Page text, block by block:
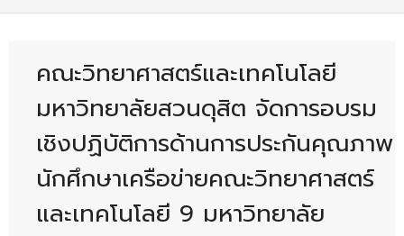
- - บุคลากรวิชาการ
หลักสูตร
- วิทยาศาสตรบัณฑิต
- - วิทยาการคอมพิวเตอร์
- - วิทยาศาสตร์เครื่องสำอาง
- - อาชีวอนามัยและความปลอดภัย
คณะวิทยาศาสตร์และเทคโนโลยี
มหาวิทยาลัยสวนดุสิต จัดการอบรม
เชิงปฏิบัติการด้านการประกันคุณภาพ
นักศึกษาเครือข่ายคณะวิทยาศาสตร์
และเทคโนโลยี 9 มหาวิทยาลัย